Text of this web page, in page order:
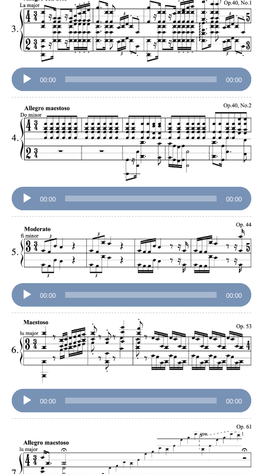
声
プ
レ
ー
ヤ
ー
00:00 00:00
声
プ
レ
ー
ヤ
ー
00:00 00:00
声
プ
レ
ー
ヤ
ー
00:00 00:00
音
声
プ
レ
ー
ヤ
00:00 00:00
レ
ー